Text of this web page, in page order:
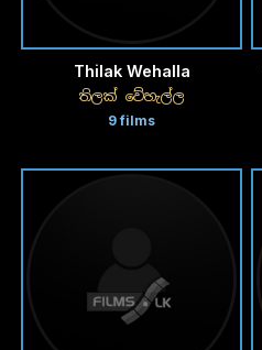
Thilak Wehalla
තිලක් වේහැල්ල
9 films